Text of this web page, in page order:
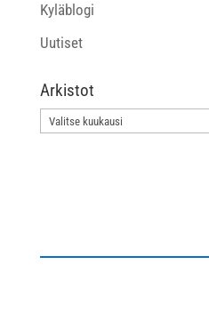
Kyläblogi
Uutiset
Arkistot
Arkistot